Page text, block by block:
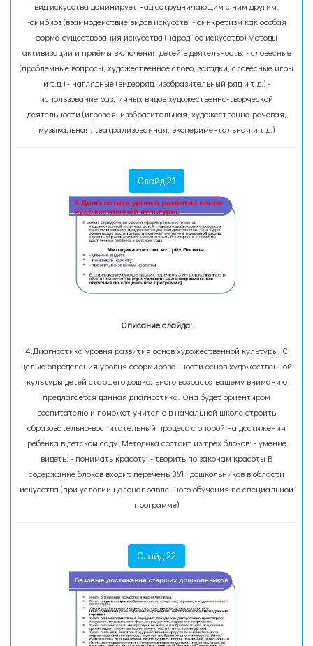
вид искусства доминирует над сотрудничающим с ним другим;
-симбиоз (взаимодействие видов искусств. - синкретизм как особая
форма существования искусства (народное искусство) Методы
активизации и приёмы включения детей в деятельность: - словесные
(проблемные вопросы, художественное слово, загадки, словесные игры
и т.д.) - наглядные (видеоряд, изобразительный ряд и т.д.) -
использование различных видов художественно-творческой
деятельности (игровая, изобразительная, художественно-речевая,
музыкальная, театрализованная, экспериментальная и т.д.)
Слайд 21
Описание слайда:
4.Диагностика уровня развития основ художественной культуры. С
целью определения уровня сформированности основ художественной
культуры детей старшего дошкольного возраста вашему вниманию
предлагается данная диагностика. Она будет ориентиром
воспитателю и поможет учителю в начальной школе строить
образовательно-воспитательный процесс с опорой на достижения
ребёнка в детском саду. Методика состоит из трёх блоков: - умение
видеть; - понимать красоту; - творить по законам красоты В
содержание блоков входит перечень ЗУН дошкольников в области
искусства (при условии целенаправленного обучения по специальной
программе)
Слайд 22